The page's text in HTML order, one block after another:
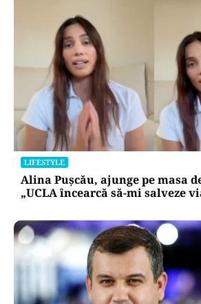
LIFESTYLE
Alina Pușcău, ajunge pe masa
„UCLA încearcă să-mi salveze